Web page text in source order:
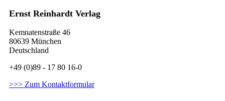
Ernst Reinhardt Verlag
Kemnatenstraße 46
80639 München
Deutschland
+49 (0)89 - 17 80 16-0
>>> Zum Kontaktformular